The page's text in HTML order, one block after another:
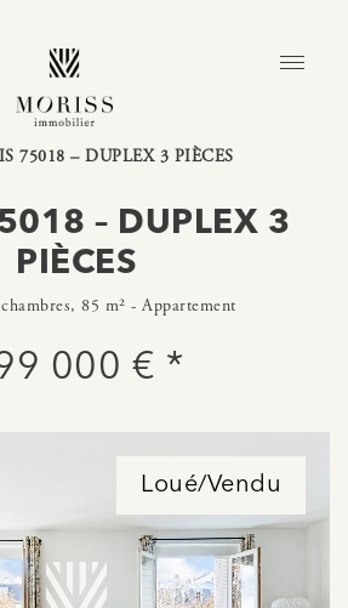
75018 – DUPLEX 3 PIÈCES
– DUPLEX 3
PIÈCES
85 m² - Appartement
000 € *
Loué/Vendu